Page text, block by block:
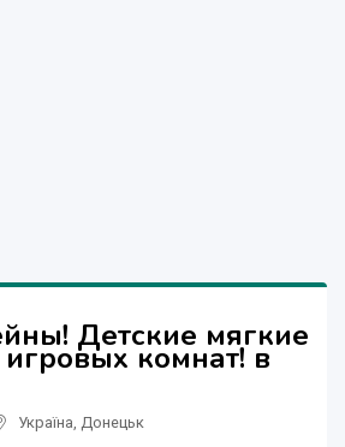
Детские мягкие
комнат! в
Україна Донецьк